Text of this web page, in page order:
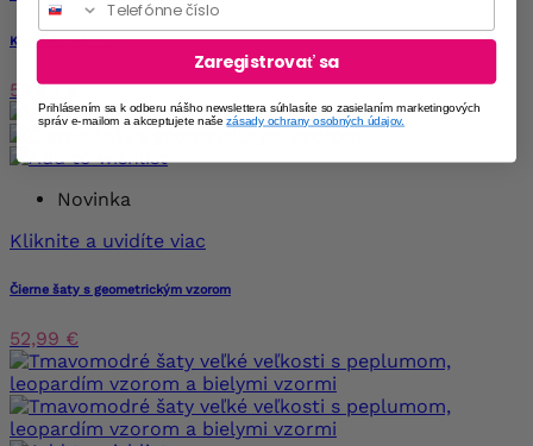
Kávovohnedé šaty
52,99 €
Novinka
Kliknite a uvidíte viac
Čierne šaty s geometrickým vzorom
52,99 €
Zaregistrovať sa
Prihlásením sa k odberu nášho newslettera súhlasíte so zasielaním marketingových
správ e-mailom a akceptujete našezásady ochrany osobných údajov.